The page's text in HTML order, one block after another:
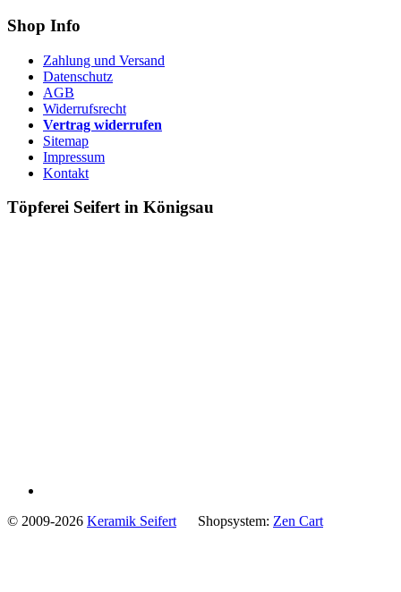
Shop Info
Zahlung und Versand
Datenschutz
AGB
Widerrufsrecht
Vertrag widerrufen
Sitemap
Impressum
Kontakt
Töpferei Seifert in Königsau
© 2009-2026 Keramik Seifert Shopsystem: Zen Cart